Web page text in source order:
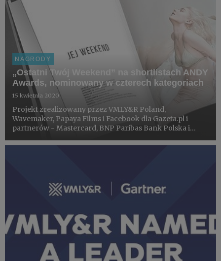
NAGRODY
„Ostatni Twój Weekend” na shortlistach ANDY
Awards, nominowany w czterech kategoriach
15 kwietnia 2020
Projekt zrealizowany przez VMLY&R Poland,
Wavemaker, Papaya Films i Facebook dla Gazeta.pl i
partnerów - Mastercard, BNP Paribas Bank Polska i
nominacje w kategoriach: Bravery, Reset, Craft oraz Idea